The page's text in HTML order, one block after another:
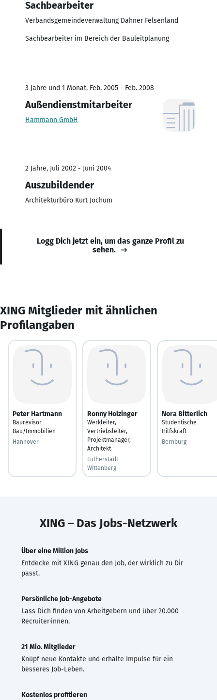
Sachbearbeiter
Verbandsgemeindeverwaltung Dahner Felsenland
Sachbearbeiter im Bereich der Bauleitplanung
3 Jahre und 1 Monat, Feb. 2005 - Feb. 2008
Außendienstmitarbeiter
Hammann GmbH
2 Jahre, Juli 2002 - Juni 2004
Auszubildender
Architekturbüro Kurt Jochum
Logg Dich jetzt ein, um das ganze Profil zu
sehen.
XING Mitglieder mit ähnlichen
Profilangaben
Peter Hartmann
Baurevisor
Bau/Immobilien
Hannover
Ronny Holzinger
Werkleiter,
Vertriebsleiter,
Projektmanager,
Architekt
Lutherstadt
Wittenberg
Nora Bitterlich
Studentische
Hilfskraft
Bernburg
XING – Das Jobs-Netzwerk
Über eine Million Jobs
Entdecke mit XING genau den Job, der wirklich zu Dir
passt.
Persönliche Job-Angebote
Lass Dich finden von Arbeitgebern und über 20.000
Recruiter·innen.
21 Mio. Mitglieder
Knüpf neue Kontakte und erhalte Impulse für ein
besseres Job-Leben.
Kostenlos profitieren